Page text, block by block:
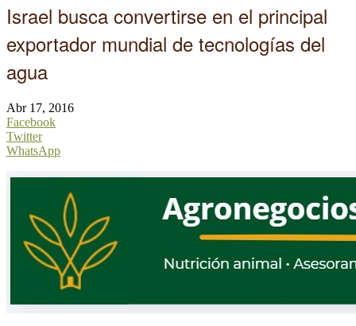
Israel busca convertirse en el principal
exportador mundial de tecnologías del
agua
Abr 17, 2016
Facebook
Twitter
WhatsApp